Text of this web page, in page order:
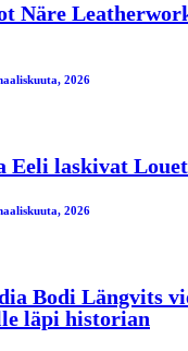
Näre
2026
Eeli laskivat
2026
Bodi Längvits
läpi historian